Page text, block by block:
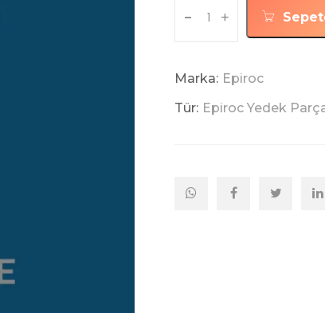
- +
Marka: Epiroc
Tür: Epiroc Yedek